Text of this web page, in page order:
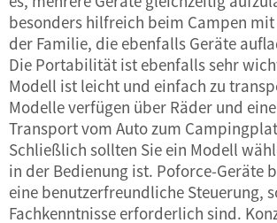
besonders hilfreich beim Campen
der Familie, die ebenfalls Geräte
Die Portabilität ist ebenfalls sehr
Modell ist leicht und einfach zu
Modelle verfügen über Räder und
Transport vom Auto zum
Schließlich sollten Sie ein Modell
in der Bedienung ist. Poforce-Geräte
eine benutzerfreundliche Steuerung,
Fachkenntnisse erforderlich sind.